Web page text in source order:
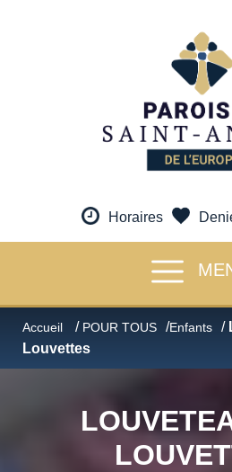
Horaires
Accueil / POUR TOUS /Enfants /
Louvettes